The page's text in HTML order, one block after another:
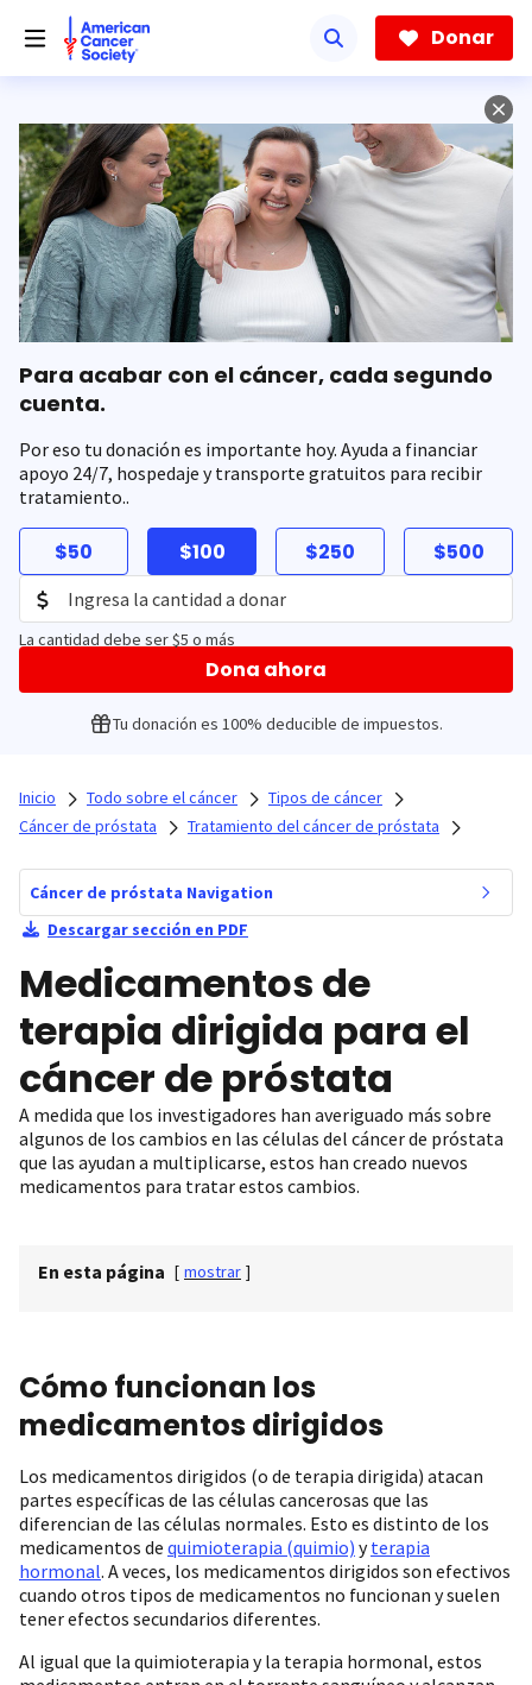
hacia
contenido
Donar
Para acabar con el cáncer, cada segundo
cuenta.
Por eso tu donación es importante hoy. Ayuda a financiar
apoyo 24/7, hospedaje y transporte gratuitos para recibir
tratamiento..
$50 $100 $250 $500
La cantidad debe ser $5 o más
Dona ahora
Tu donación es 100% deducible de impuestos.
Inicio Todo sobre el cáncer
Tipos de cáncer
Cáncer de próstata
Tratamiento del cáncer de próstata
Cáncer de próstata Navigation
Descargar sección en PDF
Medicamentos de
terapia dirigida para el
cáncer de próstata
A medida que los investigadores han averiguado más sobre
algunos de los cambios en las células del cáncer de próstata
que las ayudan a multiplicarse, estos han creado nuevos
medicamentos para tratar estos cambios.
En esta página [ mostrar ]
Cómo funcionan los
medicamentos dirigidos
Los medicamentos dirigidos (o de terapia dirigida) atacan
partes específicas de las células cancerosas que las
diferencian de las células normales. Esto es distinto de los
medicamentos de quimioterapia (quimio) yterapia
hormonal. A veces, los medicamentos dirigidos son efectivos
cuando otros tipos de medicamentos no funcionan y suelen
tener efectos secundarios diferentes.
Al igual que la quimioterapia y la terapia hormonal, estos